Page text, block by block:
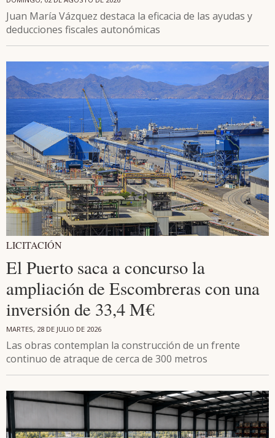
Juan María Vázquez destaca la eficacia de las ayudas y
deducciones fiscales autonómicas
LICITACIÓN
El Puerto saca a concurso la
ampliación de Escombreras con una
inversión de 33,4 M€
MARTES, 28 DE JULIO DE 2026
Las obras contemplan la construcción de un frente
continuo de atraque de cerca de 300 metros